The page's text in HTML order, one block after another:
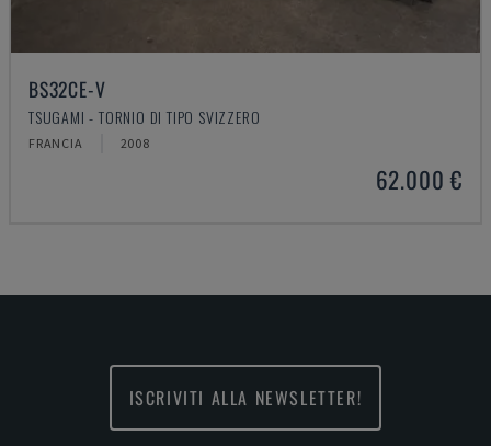
BS32CE-V
TSUGAMI - TORNIO DI TIPO SVIZZERO
FRANCIA 2008
62.000 €
ISCRIVITI ALLA NEWSLETTER!